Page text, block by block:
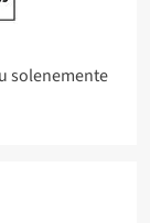
solenemente